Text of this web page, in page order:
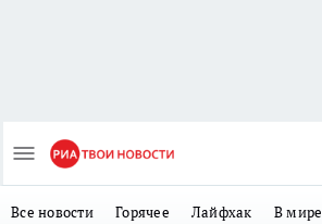
Все новости Горячее Лайфхак В мире